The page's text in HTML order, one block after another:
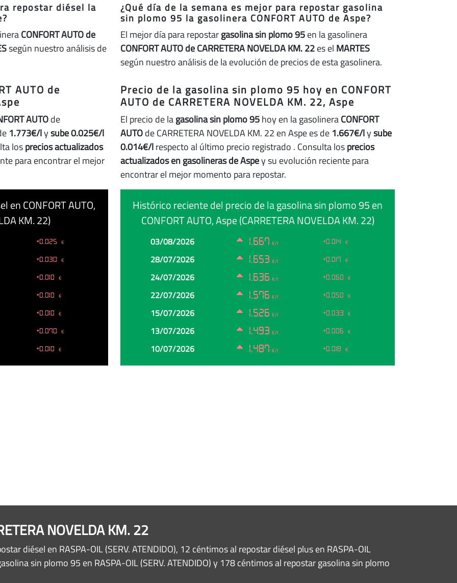
repostar diésel la
CONFORT AUTO de
según nuestro análisis de
AUTO de
AUTOde
1.773€/lysube 0.025€/l
losprecios actualizados
para encontrar el mejor
en CONFORT AUTO,
KM. 22)
+0.025 €
+0.030 €
+0.010 €
+0.010 €
+0.010 €
+0.070 €
+0.010 €
¿Qué día de la semana es mejor para repostar gasolina
sin plomo 95 la gasolinera CONFORT AUTO de Aspe?
El mejor día para repostargasolina sin plomo 95en la gasolinera
CONFORT AUTO de CARRETERA NOVELDA KM. 22es el MARTES
según nuestro análisis de la evolución de precios de esta gasolinera.
Precio de la gasolina sin plomo 95 hoy en CONFORT
AUTO de CARRETERA NOVELDA KM. 22, Aspe
El precio de lagasolina sin plomo 95hoy en la gasolineraCONFORT
AUTOde CARRETERA NOVELDA KM. 22 en Aspe es de 1.667€/lysube
0.014€/lrespecto al último precio registrado . Consulta losprecios
actualizados en gasolineras de Aspey su evolución reciente para
encontrar el mejor momento para repostar.
Histórico reciente del precio de la gasolina sin plomo 95 en
CONFORT AUTO, Aspe (CARRETERA NOVELDA KM. 22)
PrecioCambio
03/08/2026 1.667 €/l +0.014 €
28/07/2026 1.653 €/l +0.017 €
24/07/2026 1.636 €/l +0.060 €
22/07/2026 1.576 €/l +0.050 €
15/07/2026 1.526 €/l +0.033 €
13/07/2026 1.493 €/l +0.006 €
10/07/2026 1.487 €/l +0.018 €
NOVELDA KM. 22
diésel en RASPA-OIL (SERV. ATENDIDO), 12 céntimos al repostar diésel plus en RASPA-OIL
sin plomo 95 en RASPA-OIL (SERV. ATENDIDO) y 178 céntimos al repostar gasolina sin plomo